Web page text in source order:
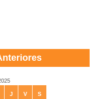
J V S